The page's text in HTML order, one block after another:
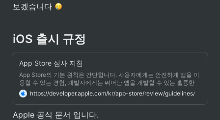
보겠습니다
iOS 출시 규정
App Store 심사 지침
App Store의 기본 원칙은 간단합니다. 사용자에게는 안전하게 앱을 이
용할 수 있는 경험, 개발자에게는 뛰어난 앱을 개발할 수 있는 훌륭한
기회를 제공하는 것입니다. 이를 위해 Apple에서는 모든 콘텐츠를 세
심하게 엄선한 App Store를 제공합니다. App Store의 모든 앱은 전문
가들이 심사하고 에디터 팀은 사용자가 매일 새로운 앱을 발견하도록
콘텐츠를 작성합니다.
https://developer.apple.com/kr/app-store/review/guidelines/
Apple 공식 문서 입니다.